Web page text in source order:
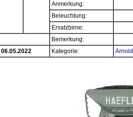
Anmerkung:
Beleuchtung:
Ersatzbirne:
Bemerkung:
06.05.2022 Kategorie: